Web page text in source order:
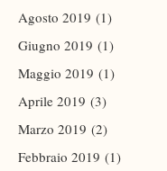
Agosto 2019 (1)
Giugno 2019 (1)
Maggio 2019 (1)
Aprile 2019 (3)
Marzo 2019 (2)
Febbraio 2019 (1)